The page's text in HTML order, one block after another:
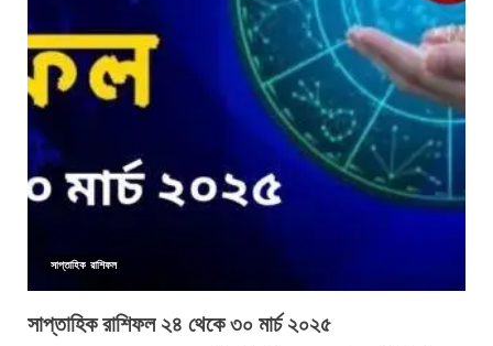
সাপ্তাহিক রাশিফল
সাপ্তাহিক রাশিফল ২৪ থেকে ৩০ মার্চ ২০২৫